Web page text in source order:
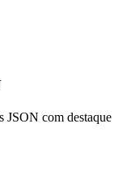
JSON com destaque